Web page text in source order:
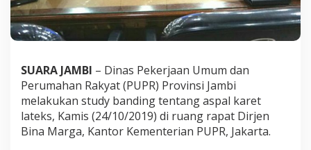
u
n
d
i
n
g
A
SUARA JAMBI – Dinas Pekerjaan Umum dan
Perumahan Rakyat (PUPR) Provinsi Jambi
melakukan study banding tentang aspal karet
lateks, Kamis (24/10/2019) di ruang rapat Dirjen
Bina Marga, Kantor Kementerian PUPR, Jakarta.